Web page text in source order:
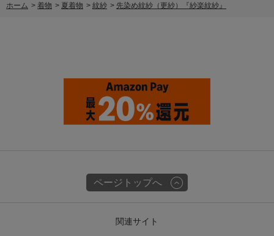
ホーム > 着物 > 夏着物 > 紋紗 > 先染め紋紗（更紗）『紗楽紋紗』
ページトップへ
関連サイト